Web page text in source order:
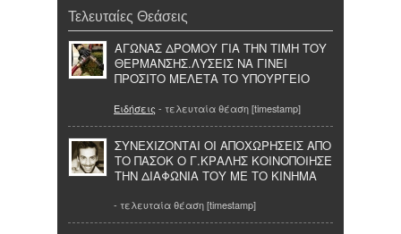
Τελευταίες Θεάσεις
ΑΓΩΝΑΣ ΔΡΟΜΟΥ ΓΙΑ ΤΗΝ ΤΙΜΗ ΤΟΥ
ΘΕΡΜΑΝΣΗΣ.ΛΥΣΕΙΣ ΝΑ ΓΙΝΕΙ
ΠΡΟΣΙΤΟ ΜΕΛΕΤΑ ΤΟ ΥΠΟΥΡΓΕΙΟ
Ειδήσεις - τελευταία θέαση [timestamp]
ΣΥΝΕΧΙΖΟΝΤΑΙ ΟΙ ΑΠΟΧΩΡΗΣΕΙΣ ΑΠΟ
ΤΟ ΠΑΣΟΚ Ο Γ.ΚΡΑΛΗΣ ΚΟΙΝΟΠΟΙΗΣΕ
ΤΗΝ ΔΙΑΦΩΝΙΑ ΤΟΥ ΜΕ ΤΟ ΚΙΝΗΜΑ
- τελευταία θέαση [timestamp]